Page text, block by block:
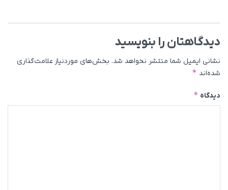
دیدگاهتان را بنویسید
نشانی ایمیل شما منتشر نخواهد شد. بخش‌های موردنیاز علامت‌گذاری
شده‌اند *
دیدگاه *